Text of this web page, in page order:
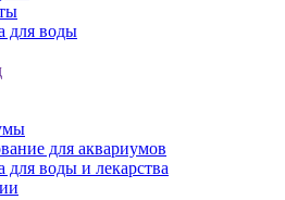
для воды
для аквариумов
для воды и лекарства